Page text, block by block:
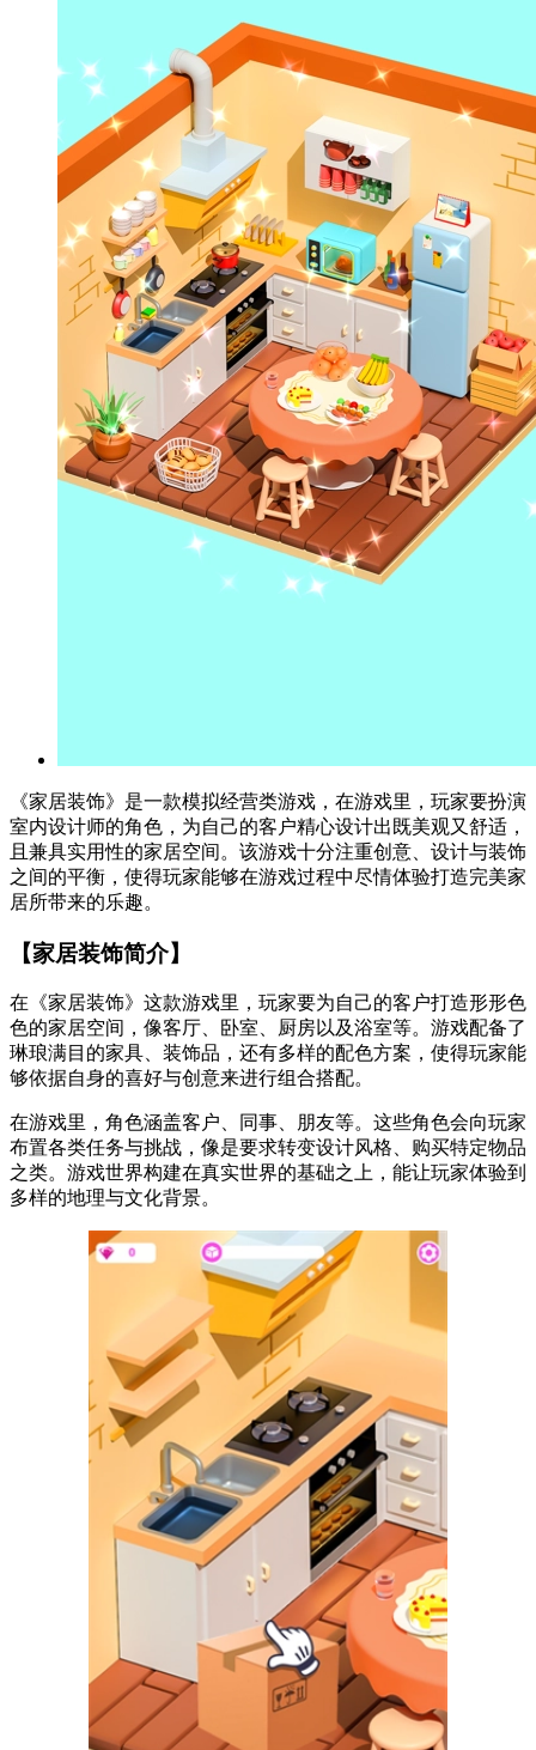
《家居装饰》是一款模拟经营类游戏，在游戏里，玩家要扮演
室内设计师的角色，为自己的客户精心设计出既美观又舒适，
且兼具实用性的家居空间。该游戏十分注重创意、设计与装饰
之间的平衡，使得玩家能够在游戏过程中尽情体验打造完美家
居所带来的乐趣。
【家居装饰简介】
在《家居装饰》这款游戏里，玩家要为自己的客户打造形形色
色的家居空间，像客厅、卧室、厨房以及浴室等。游戏配备了
琳琅满目的家具、装饰品，还有多样的配色方案，使得玩家能
够依据自身的喜好与创意来进行组合搭配。
在游戏里，角色涵盖客户、同事、朋友等。这些角色会向玩家
布置各类任务与挑战，像是要求转变设计风格、购买特定物品
之类。游戏世界构建在真实世界的基础之上，能让玩家体验到
多样的地理与文化背景。